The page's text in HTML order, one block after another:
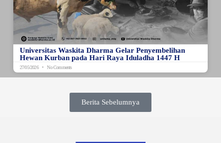
Universitas Waskita Dharma Gelar Penyembelihan
Hewan Kurban pada Hari Raya Iduladha 1447 H
27/05/2026 No Comments
Berita Sebelumnya